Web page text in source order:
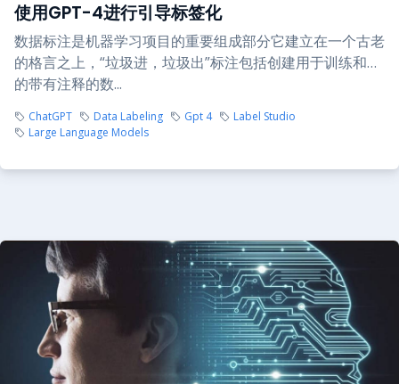
使用GPT-4进行引导标签化
数据标注是机器学习项目的重要组成部分它建立在一个古老
的格言之上，“垃圾进，垃圾出”标注包括创建用于训练和…
的带有注释的数...
ChatGPT Data Labeling Gpt 4
Label Studio
Large Language Models